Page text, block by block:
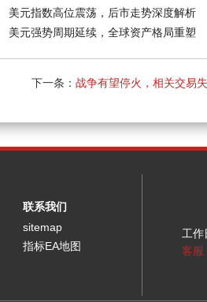
美元指数高位震荡，后市走势深度解析
美元强势周期延续，全球资产格局重塑
下一条： 战争有望停火，相关交易
联系我们
sitemap
指标EA地图
工
客服